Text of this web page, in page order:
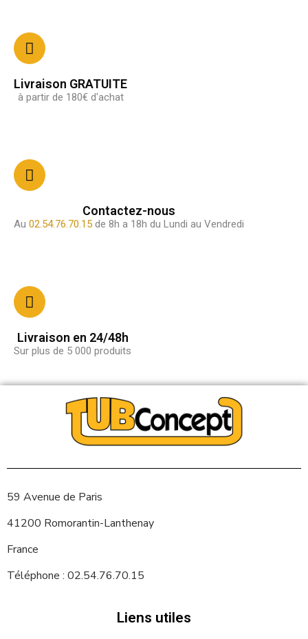
Livraison GRATUITE
à partir de 180€ d'achat
Contactez-nous
Au 02.54.76.70.15 de 8h a 18h du Lundi au Vendredi
Livraison en 24/48h
Sur plus de 5 000 produits
59 Avenue de Paris
41200 Romorantin-Lanthenay
France
Téléphone : 02.54.76.70.15
Liens utiles